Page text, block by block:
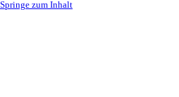
Springe zum Inhalt